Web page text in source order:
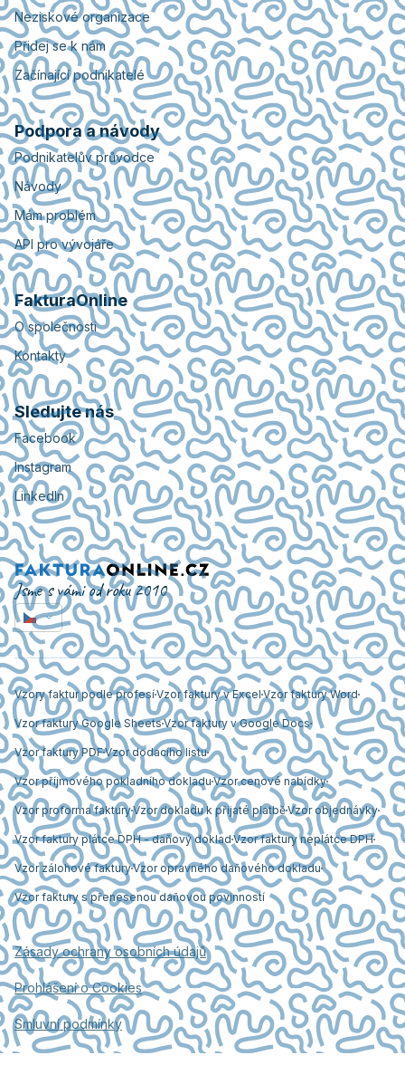
Neziskové organizace
Přidej se k nám
Začínající podnikatelé
Podpora a návody
Podnikatelův průvodce
Návody
Mám problém
API pro vývojáře
FakturaOnline
O společnosti
Kontakty
Sledujte nás
Facebook
Instagram
LinkedIn
Jsme s vámi od roku 2010
Vzory faktur podle profesíVzor faktury v Excel Vzor faktury Word
Vzor faktury Google SheetsVzor faktury v Google Docs
Vzor faktury PDFVzor dodacího listu
Vzor příjmového pokladního dokladu Vzor cenové nabídky
Vzor proforma fakturyVzor dokladu k přijaté platběVzor objednávky
Vzor faktury plátce DPH - daňový doklad Vzor faktury neplátce DPH
Vzor zálohové fakturyVzor opravného daňového dokladu
Vzor faktury s přenesenou daňovou povinností
Zásady ochrany osobních údajů
Prohlášení o Cookies
Smluvní podmínky